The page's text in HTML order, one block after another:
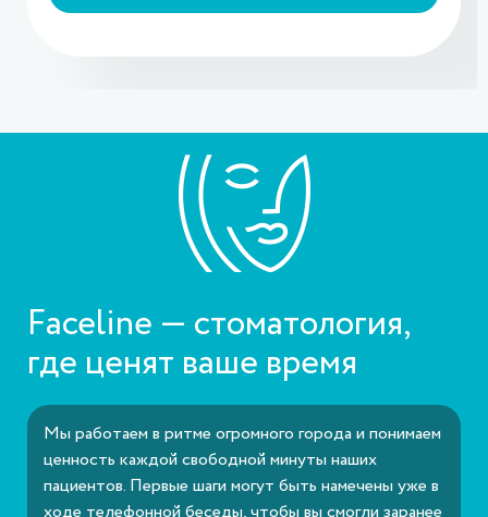
Faceline — стоматология,
где ценят ваше время
Мы работаем в ритме огромного города и понимаем
ценность каждой свободной минуты наших
пациентов. Первые шаги могут быть намечены уже в